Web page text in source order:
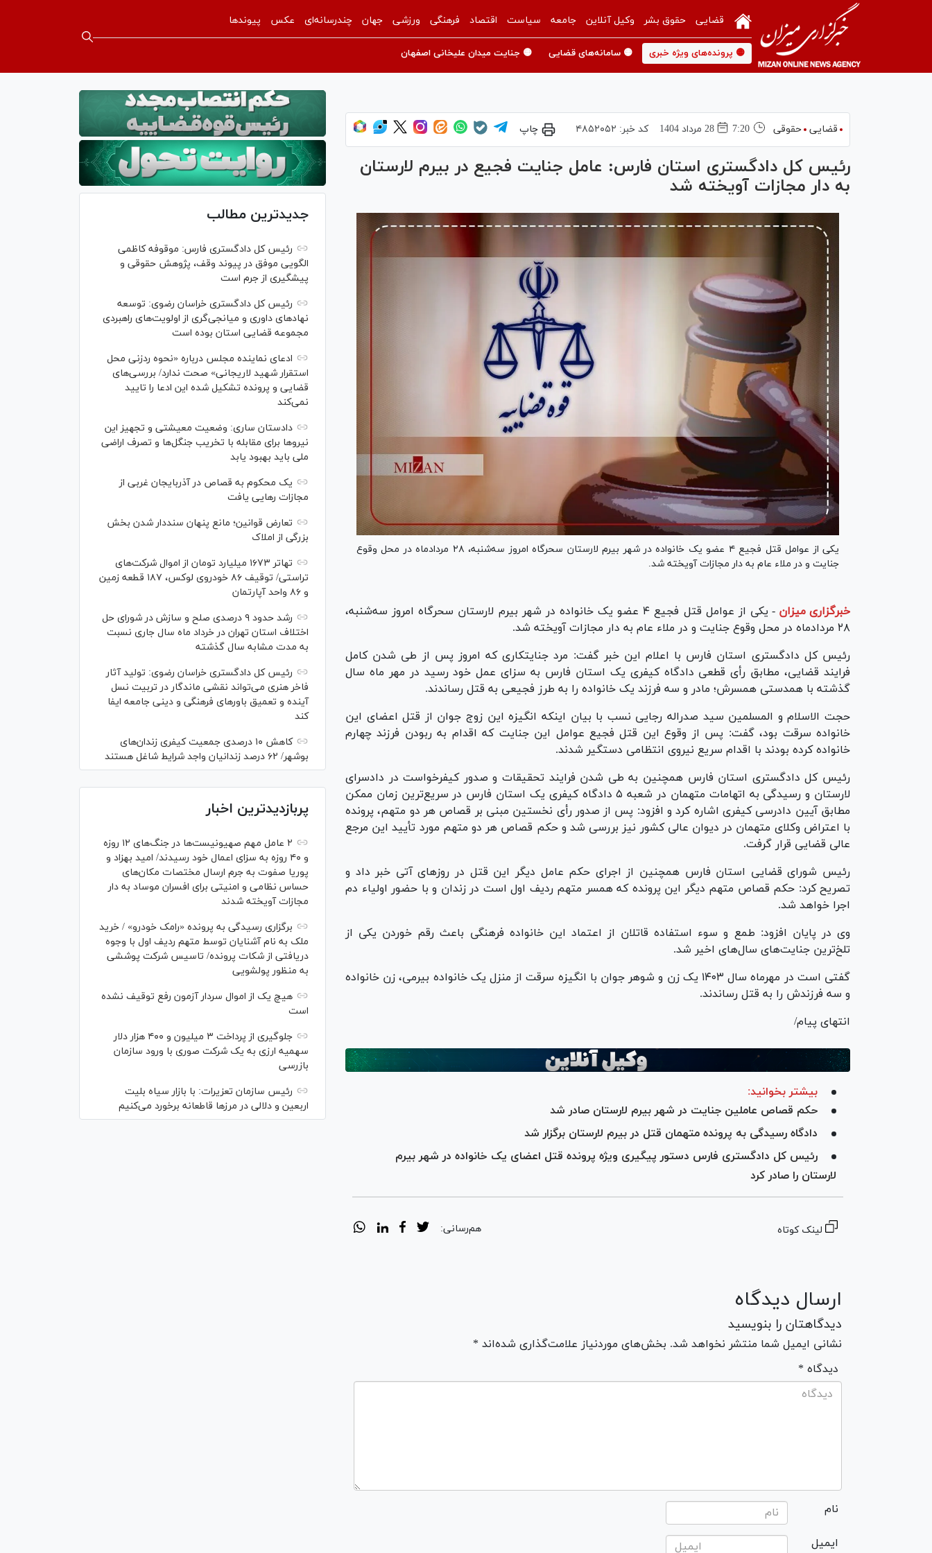
قضایی حقوق بشر وکیل آنلاین جامعه سیاست اقتصاد فرهنگی ورزشی جهان چندرسانه‌ای عکس پیوندها
🟡 پرونده‌های ویژه خبری 🟡 سامانه‌های قضایی 🟡 جنایت میدان علیخانی اصفهان
قضایی حقوقی 7:20 28 مرداد 1404 کد خبر: ۴۸۵۲۰۵۲ چاپ
رئیس کل دادگستری استان فارس: عامل جنایت فجیع در بیرم لارستان
به دار مجازات آویخته شد
یکی از عوامل قتل فجیع ۴ عضو یک خانواده در شهر بیرم لارستان سحرگاه امروز سه‌شنبه، ۲۸ مردادماه در محل وقوع
جنایت و در ملاء عام به دار مجازات آویخته شد.
خبرگزاری میزان -
یکی از عوامل قتل فجیع ۴ عضو یک خانواده در شهر بیرم لارستان سحرگاه امروز سه‌شنبه،
۲۸ مردادماه در محل وقوع جنایت و در ملاء عام به دار مجازات آویخته شد.
رئیس کل دادگستری استان فارس با اعلام این خبر گفت: مرد جنایتکاری که امروز پس از طی شدن کامل
فرایند قضایی، مطابق رأی قطعی دادگاه کیفری یک استان فارس به سزای عمل خود رسید در مهر ماه سال
گذشته با همدستی همسرش؛ مادر و سه فرزند یک خانواده را به طرز فجیعی به قتل رساندند.
حجت الاسلام و المسلمین سید صدراله رجایی نسب با بیان اینکه انگیزه این زوج جوان از قتل اعضای این
خانواده سرقت بود، گفت: ‌پس از وقوع این قتل فجیع عوامل این جنایت که اقدام به ربودن فرزند چهارم
خانواده کرده بودند با اقدام سریع نیروی انتظامی دستگیر شدند.
رئیس کل دادگستری استان فارس همچنین به طی شدن فرایند تحقیقات و صدور کیفرخواست در دادسرای
لارستان و رسیدگی به اتهامات متهمان در شعبه ۵ دادگاه کیفری یک استان فارس در سریع‌ترین زمان ممکن
مطابق آیین دادرسی کیفری اشاره کرد و افزود: پس از صدور رأی نخستین مبنی بر قصاص هر‌ دو متهم، پرونده
با اعتراض وکلای متهمان در دیوان عالی کشور نیز بررسی شد و حکم قصاص هر دو متهم مورد تأیید این مرجع
عالی قضایی قرار گرفت.
رئیس شورای قضایی استان فارس همچنین از اجرای حکم عامل دیگر این قتل در روزهای آتی خبر داد و
تصریح کرد: حکم قصاص متهم دیگر این پرونده که همسر متهم ردیف اول است در زندان و با حضور ا‌‌ولیاء دم
اجرا خواهد شد.
وی در پایان افزود: طمع و سوء استفاده قاتلان از اعتماد این خانواده فرهنگی باعث رقم خوردن یکی از
تلخ‌ترین جنایت‌های سال‌های اخیر شد.
گفتی است در مهرماه سال ۱۴۰۳ یک زن و‌ شوهر جوان با انگیزه سرقت از منزل یک خانواده بیرمی، زن خانواده
و سه فرزندش را به قتل رساندند.
انتهای پیام/
بیشتر بخوانید:
حکم قصاص عاملین جنایت در شهر بیرم لارستان صادر شد
دادگاه رسیدگی به پرونده متهمان قتل در بیرم لارستان برگزار شد
رئیس کل دادگستری فارس دستور پیگیری ویژه پرونده قتل اعضای یک خانواده در شهر بیرم
لارستان را صادر کرد
لینک کوتاه هم‌رسانی:
ارسال دیدگاه
دیدگاهتان را بنویسید
نشانی ایمیل شما منتشر نخواهد شد. بخش‌های موردنیاز علامت‌گذاری شده‌اند *
* دیدگاه
نام
ایمیل
جدیدترین مطالب
رئیس کل دادگستری فارس: موقوفه کاظمی
الگویی موفق در پیوند وقف، پژوهش حقوقی و
پیشگیری از جرم است
رئیس کل دادگستری خراسان رضوی: توسعه
نهاد‌های داوری و میانجی‌گری از اولویت‌های راهبردی
مجموعه قضایی استان بوده است
ادعای نماینده مجلس درباره «نحوه ردزنی محل
استقرار شهید لاریجانی» صحت ندارد/ بررسی‌های
قضایی و پرونده تشکیل شده این ادعا را تایید
نمی‌کند
دادستان ساری: وضعیت معیشتی و تجهیز این
نیرو‌ها برای مقابله با تخریب جنگل‌ها و تصرف اراضی
ملی باید بهبود یابد
یک محکوم به قصاص در آذربایجان‌ غربی از
مجازات رهایی یافت
تعارض قوانین؛ مانع پنهان سنددار شدن بخش
بزرگی از املاک
تهاتر ۱۶۷۳ میلیارد تومان از اموال شرکت‌های
تراستی/ توقیف ۸۶ خودروی لوکس، ۱۸۷ قطعه زمین
و ۸۶ واحد آپارتمان
رشد حدود ۹ درصدی صلح و سازش در شورای حل
اختلاف استان تهران در خرداد ماه سال جاری نسبت
به مدت مشابه سال گذشته
رئیس کل دادگستری خراسان رضوی: تولید آثار
فاخر هنری می‌تواند نقشی ماندگار در تربیت نسل
آینده و تعمیق باور‌های فرهنگی و دینی جامعه ایفا
کند
کاهش ۱۰ درصدی جمعیت کیفری زندان‌های
بوشهر/ ۶۲ درصد زندانیان واجد شرایط شاغل هستند
پربازدیدترین اخبار
۲ عامل مهم صهیونیست‌ها در جنگ‌های ۱۲ روزه
و ۴۰ روزه به سزای اعمال خود رسیدند/ امید بهزاد و
پوریا صفوت به جرم ارسال مختصات مکان‌های
حساس نظامی و امنیتی برای افسران موساد به دار
مجازات آویخته شدند
برگزاری رسیدگی به پرونده «رامک خودرو» / خرید
ملک به نام آشنایان توسط متهم ردیف اول با وجوه
دریافتی از شکات پرونده/ تاسیس شرکت پوششی
به منظور پولشویی
هیچ یک از اموال سردار آزمون رفع توقیف نشده
است
جلوگیری از پرداخت ۳ میلیون و ۴۰۰ هزار دلار
سهمیه ارزی به یک شرکت صوری با ورود سازمان
بازرسی
رئیس سازمان تعزیرات: با بازار سیاه بلیت
اربعین و دلالی در مرز‌ها قاطعانه برخورد می‌کنیم